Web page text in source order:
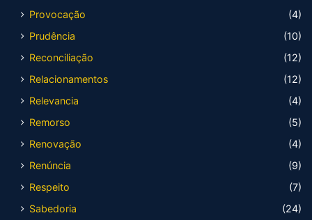
Provocação
(4)
Prudência
(10)
Reconciliação
(12)
Relacionamentos
(12)
Relevancia
(4)
Remorso
(5)
Renovação
(4)
Renúncia
(9)
Respeito
(7)
Sabedoria
(24)